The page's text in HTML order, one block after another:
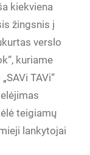
kiekviena
žingsnis į
verslo
kuriame
TAVi“
teigiamų
lankytojai